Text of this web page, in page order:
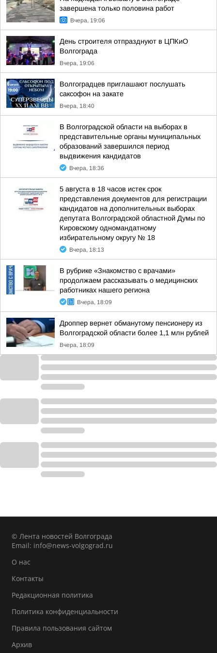
завершена только половина работ
Вчера, 19:06
День строителя отпразднуют в ЦПКиО
Волгограда
Вчера, 19:06
Волгоградцев приглашают послушать
саксофон на закате
Вчера, 18:40
В Волгоградской области на выборах в
представительные органы муниципальных
образований завершился период
выдвижения кандидатов
Вчера, 18:36
5 августа в 18 часов истек срок
представления документов для регистрации
кандидатов на дополнительных выборах
депутата Волгоградской областной Думы по
Кировскому одномандатному
избирательному округу № 18
Вчера, 18:13
В рубрике «Знакомство с врачами»
продолжаем рассказывать о медицинских
работниках нашего региона
Вчера, 18:09
Дроппер вернет обманутому пенсионеру из
Волгоградской области более 1,1 млн рублей
Вчера, 18:09
© Лента новостей Волгограда
Email: info@news-volgograd.ru
О нас
Контакты
Редакционная политика
Политика конфиденциальности
Правила пользования сайтом
Архив